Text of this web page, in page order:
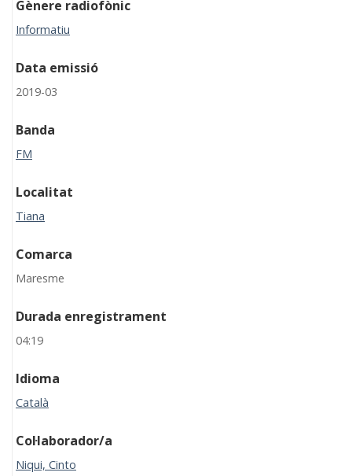
Gènere radiofònic
Informatiu
Data emissió
2019-03
Banda
FM
Localitat
Tiana
Comarca
Maresme
Durada enregistrament
04:19
Idioma
Català
Col·laborador/a
Niqui, Cinto